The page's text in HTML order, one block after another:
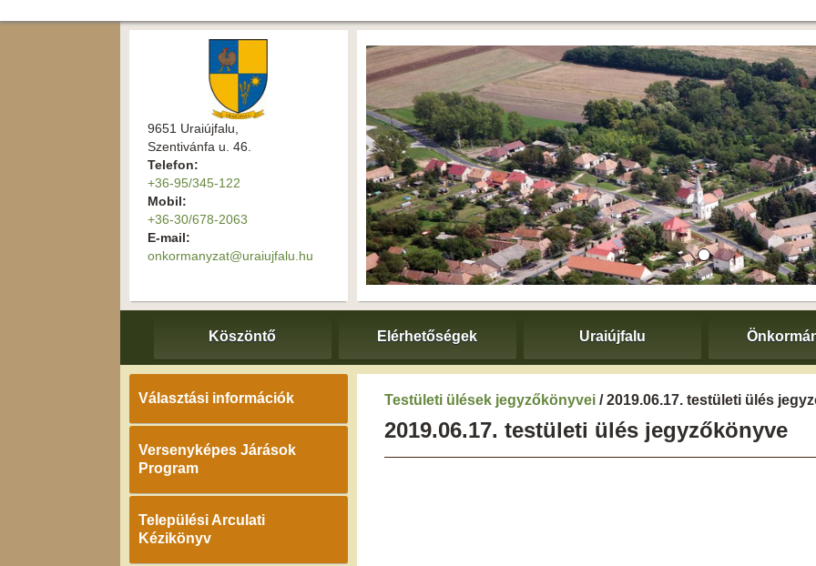
9651 Uraiújfalu,
Szentivánfa u. 46.
Telefon:
+36-95/345-122
Mobil:
+36-30/678-2063
E-mail:
onkormanyzat@uraiujfalu.hu
Köszöntő Elérhetőségek Uraiújfalu
Választási információk
Versenyképes Járások
Program
Települési Arculati
Kézikönyv
Testületi ülések jegyzőkönyvei / 2019.06.17. testületi ülés
2019.06.17. testületi ülés jegyzőkönyve